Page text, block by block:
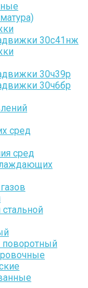
30с41нж
30ч39р
30ч6бр
сред
сред
поворотный